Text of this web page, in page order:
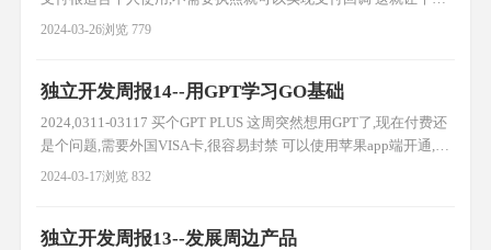
开发者收款有了更大的可能,提高效率 智简魔方加入易支付通道 加
成的还可以,下面说下我的生
2024-03-26浏览 779
独立开发周报14--用GPT学习GO基础
2024,0311-03117 买个GPT PLUS 这周突然想用GPT了,现在付费还
是个问题,需要外国VISA卡,很容易封禁 可以使用苹果app端开通,使
用卡券兑换,然后直接在app中支付即可 费用一个月是
2024-03-17浏览 832
独立开发周报13--发展周边产品